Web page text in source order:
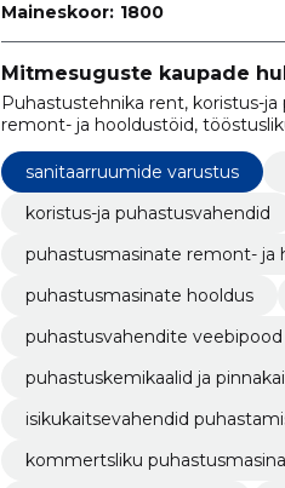
Maineskoor: 1800
Mitmesuguste kaupade
Puhastustehnika rent, koristus-
remont- ja hooldustöid,
hügieenitooted,
puhastusvahendite veebipood,
sanitaarruumide varustus
koristus-ja puhastusvahendid
puhastusmasinate remont- ja
puhastusmasinate hooldus
puhastusvahendite veebipood
puhastuskemikaalid ja
isikukaitsevahendid
kommertsliku